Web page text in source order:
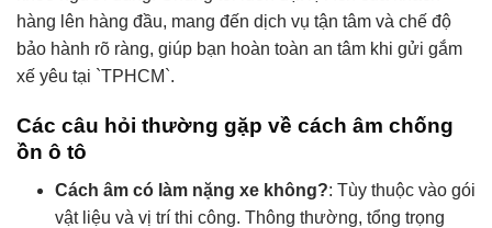
hàng lên hàng đầu, mang đến dịch vụ tận tâm và chế độ
bảo hành rõ ràng, giúp bạn hoàn toàn an tâm khi gửi gắm
xế yêu tại `TPHCM`.
Các câu hỏi thường gặp về cách âm chống
ồn ô tô
Cách âm có làm nặng xe không?: Tùy thuộc vào gói
vật liệu và vị trí thi công. Thông thường, tổng trọng